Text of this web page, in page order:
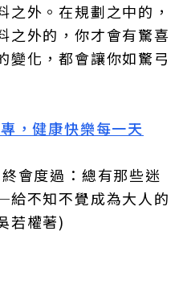
之外。在規劃之中的，
之外的，你才會有驚喜
變化，都會讓你如驚弓
，健康快樂每一天
會度過：總有那些迷
不知不覺成為大人的
若權著)